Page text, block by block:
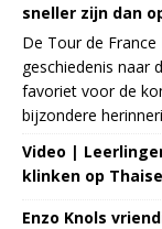
sneller zijn dan
De Tour de
geschiedenis naar
favoriet voor de
bijzondere
Video |
klinken op
Enzo Knols